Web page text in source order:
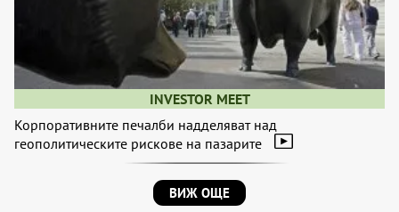
INVESTOR MEET
Корпоративните печалби надделяват над
геополитическите рискове на пазарите
ВИЖ ОЩЕ